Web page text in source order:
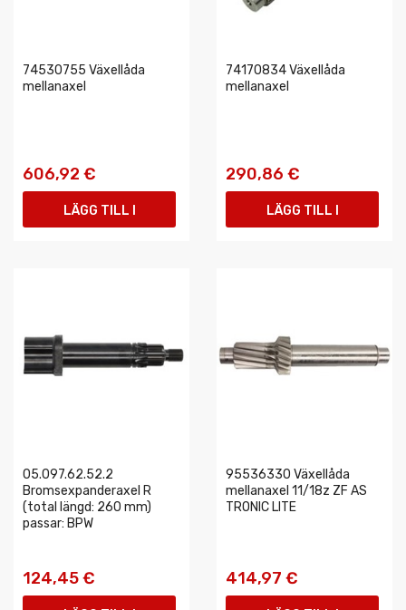
74530755 Växellåda
mellanaxel
606,92 €
LÄGG TILL I
74170834 Växellåda
mellanaxel
290,86 €
LÄGG TILL I
05.097.62.52.2
Bromsexpanderaxel R
(total längd: 260 mm)
passar: BPW
124,45 €
95536330 Växellåda
mellanaxel 11/18z ZF AS
TRONIC LITE
414,97 €